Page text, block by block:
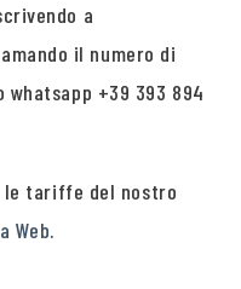
a
il numero di
whatsapp +39 393 894
le tariffe del nostro
Web.